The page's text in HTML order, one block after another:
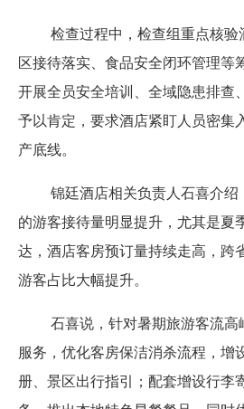
检查过程中，检查组重点核验
区接待落实、食品安全闭环管理等
开展全员安全培训、全域隐患排查
予以肯定，要求酒店紧盯人员密集
产底线。
锦廷酒店相关负责人石喜介绍
的游客接待量明显提升，尤其是夏
达，酒店客房预订量持续走高，跨
游客占比大幅提升。
石喜说，针对暑期旅游客流高
服务，优化客房保洁消杀流程，增
册、景区出行指引；配套增设行李